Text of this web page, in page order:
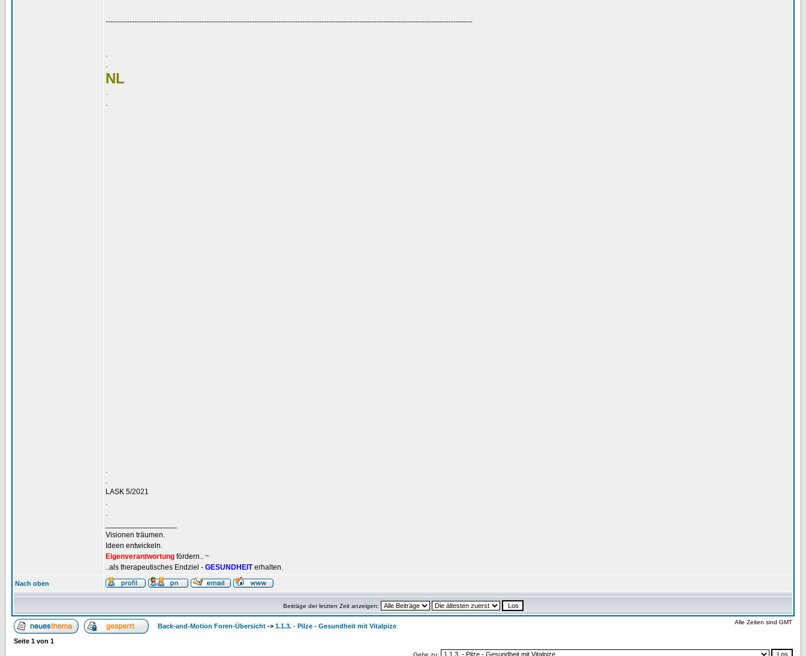
---------------------------------------------------------------------------------------------------------------------------------------------------------
.
.
NL
.
.
.
.
LASK 5/2021
.
.
Visionen träumen.
Ideen entwickeln.
Eigenverantwortung fördern.. ~
..als therapeutisches Endziel - GESUNDHEITerhalten.
Nach oben
Beiträge der letzten Zeit anzeigen:
Back-and-Motion Foren-Übersicht -> 1.1.3. - Pilze - Gesundheit mit Vitalpize
Alle Zeiten sind GMT
Seite 1 von 1
Gehe zu: